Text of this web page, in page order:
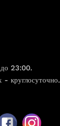
23:00.
- круглосуточно.